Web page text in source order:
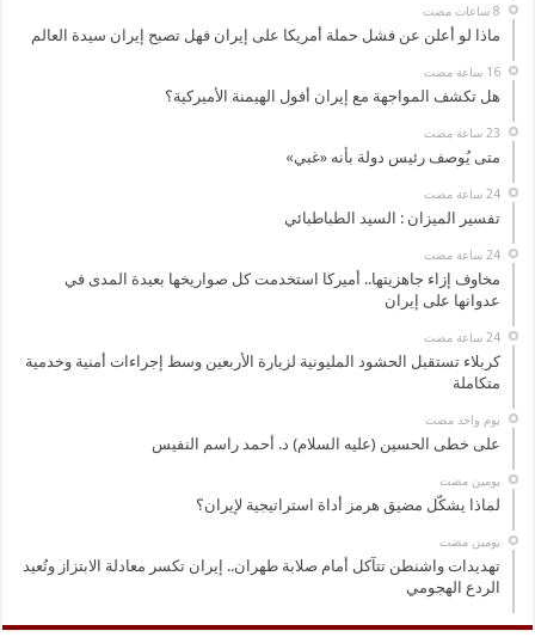
ماذا لو أعلن عن فشل حملة أمريكا على إيران فهل تصبح إيران سيدة العالم
‏16 ساعة مضت
هل تكشف المواجهة مع إيران أفول الهيمنة الأميركية؟
متى يُوصف رئيس دولة بأنه «غبي»
‏24 ساعة مضت
تفسير الميزان : السيد الطباطبائي
‏24 ساعة مضت
مخاوف إزاء جاهزيتها.. أميركا استخدمت كل صواريخها بعيدة المدى في
عدوانها على إيران
‏24 ساعة مضت
كربلاء تستقبل الحشود المليونية لزيارة الأربعين وسط إجراءات أمنية وخدمية
متكاملة
‏يوم واحد مضت
على خطى الحسين (عليه السلام) د. أحمد راسم النفيس
‏يومين مضت
لماذا يشكّل مضيق هرمز أداة استراتيجية لإيران؟
‏يومين مضت
تهديدات واشنطن تتآكل أمام صلابة طهران.. إيران تكسر معادلة الابتزاز وتُعيد
الردع الهجومي